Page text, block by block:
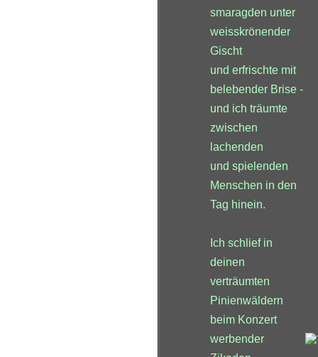
smaragden unter
weisskrönender
Gischt
und erfrischte mit
belebender Brise -
und ich träumte
zwischen
lachenden
und spielenden
Menschen in den
Tag hinein.
Ich schlief in
deinen
verträumten
Pinienwäldern
beim Konzert
werbender